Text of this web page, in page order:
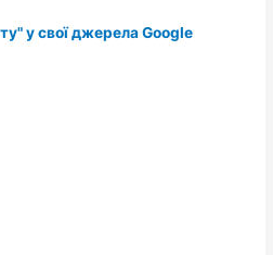
у свої джерела Google